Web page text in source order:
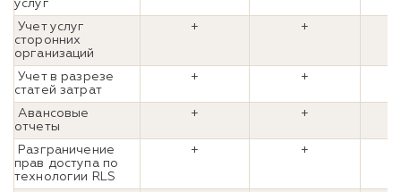
услуг
Учет услуг
сторонних
организаций
+ +
Учет в разрезе
статей затрат
+ +
Авансовые
отчеты
+ +
Разграничение
прав доступа по
технологии RLS
+ +